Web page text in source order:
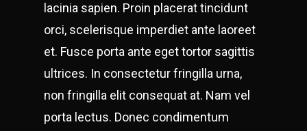
lacinia sapien. Proin placerat tincidunt
orci, scelerisque imperdiet ante laoreet
et. Fusce porta ante eget tortor sagittis
ultrices. In consectetur fringilla urna,
non fringilla elit consequat at. Nam vel
porta lectus. Donec condimentum